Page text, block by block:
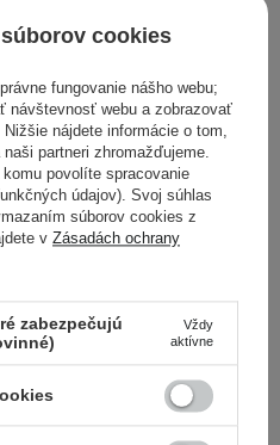
PRIDAŤ DO KOŠÍKA
Evolve Organic Beauty -
- Olejový lesk na pery s
cookies
fungovanie nášho webu;
návštevnosť webu a zobrazovať
nájdete informácie o tom,
partneri zhromažďujeme.
povolíte spracovanie
údajov). Svoj súhlas
súborov cookies z
v Zásadách ochrany
zabezpečujú
Vždy
aktívne